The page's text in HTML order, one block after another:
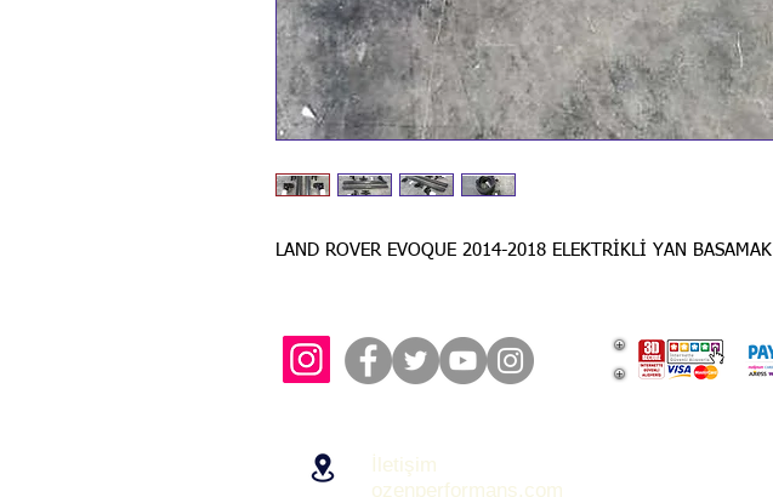
LAND ROVER EVOQUE 2014-2018 ELEKTRİKLİ YAN BASAMAK
İletişim
ozenperformans.com